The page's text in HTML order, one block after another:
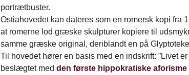
portrætbuster.
Ostiahovedet kan dateres som en romersk kopi
at romerne lod græske skulpturer kopiere til
samme græske original, deriblandt en på
Til hovedet hører en basis med en indskrift: ”Livet
beslægtet med den første hippokratiske aforisme